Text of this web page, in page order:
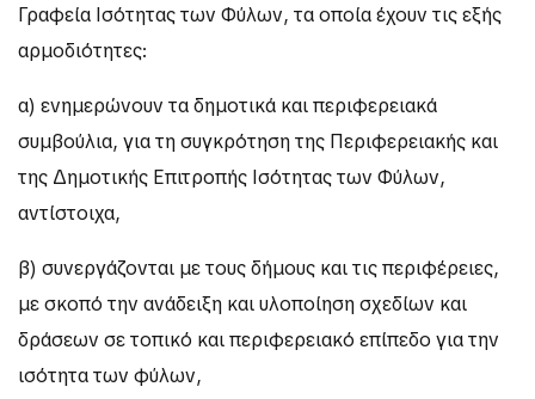
Γραφεία Ισότητας των Φύλων, τα οποία έχουν τις εξής
αρμοδιότητες:
α) ενημερώνουν τα δημοτικά και περιφερειακά
συμβούλια, για τη συγκρότηση της Περιφερειακής και
της Δημοτικής Επιτροπής Ισότητας των Φύλων,
αντίστοιχα,
β) συνεργάζονται με τους δήμους και τις περιφέρειες,
με σκοπό την ανάδειξη και υλοποίηση σχεδίων και
δράσεων σε τοπικό και περιφερειακό επίπεδο για την
ισότητα των φύλων,